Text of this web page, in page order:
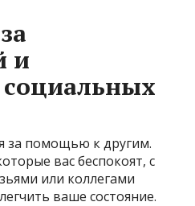
и
за помощью к другим.
вас беспокоят, с
или коллегами
ваше состояние.